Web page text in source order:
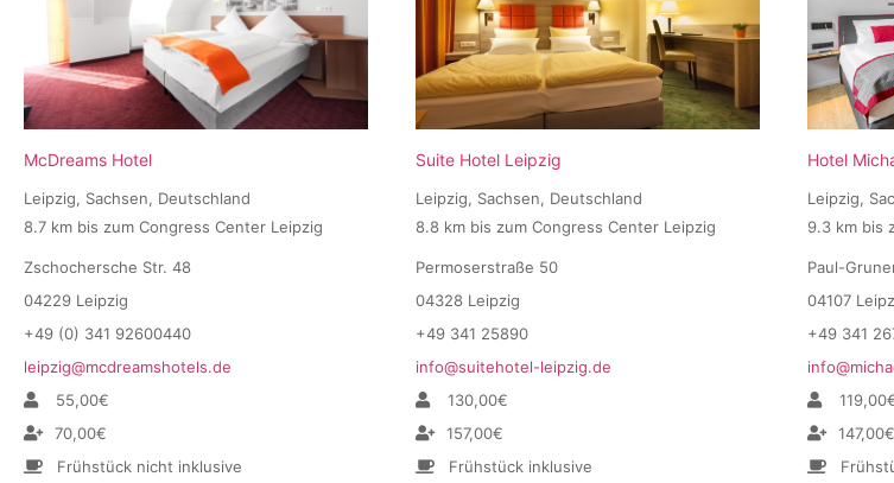
McDreams Hotel
Leipzig, Sachsen, Deutschland
8.7 km bis zum Congress Center Leipzig
Zschochersche Str. 48
04229 Leipzig
+49 (0) 341 92600440
leipzig@mcdreamshotels.de
55,00€
70,00€
Frühstück nicht inklusive
Suite Hotel Leipzig
Leipzig, Sachsen, Deutschland
8.8 km bis zum Congress Center Leipzig
Permoserstraße 50
04328 Leipzig
+49 341 25890
info@suitehotel-leipzig.de
130,00€
157,00€
Frühstück inklusive
Hotel
Leipzig,
9.3 km bis
Paul-
04107
+49 341
147,00€